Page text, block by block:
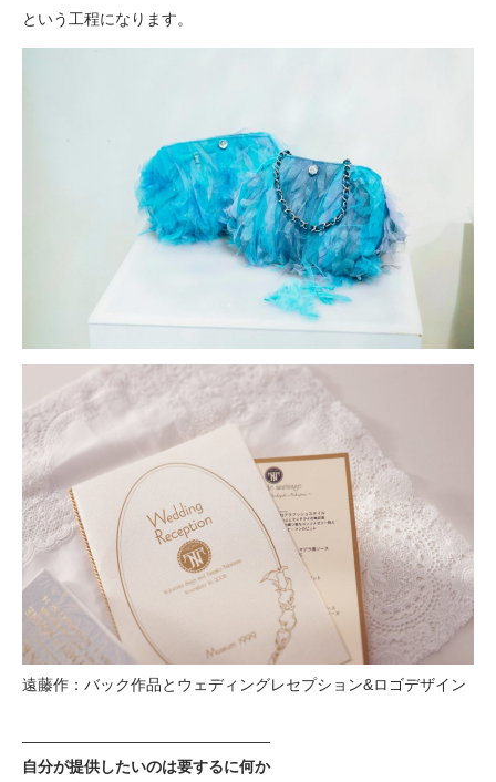
という工程になります。
遠藤作：バック作品とウェディングレセプション&ロゴデザイン
――――――――――――――――
自分が提供したいのは要するに何か